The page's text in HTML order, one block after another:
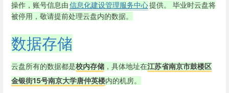
操作，账号信息由信息化建设管理服务中心提供。
毕业时云盘将
被停用，敬请提前处理云盘内的数据。
数据存储
云盘所有的数据都是校内存储 ，具体地址在江苏省南京市鼓楼区
金银街15号南京大学唐仲英楼内的机房。